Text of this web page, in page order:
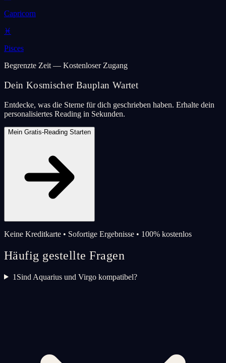
Capricorn
♓
Pisces
Begrenzte Zeit — Kostenloser Zugang
Dein Kosmischer Bauplan Wartet
Entdecke, was die Sterne für dich geschrieben haben. Erhalte dein
personalisiertes Reading in Sekunden.
Mein Gratis-Reading Starten
Keine Kreditkarte • Sofortige Ergebnisse • 100% kostenlos
Häufig gestellte Fragen
1 Sind Aquarius und Virgo kompatibel?